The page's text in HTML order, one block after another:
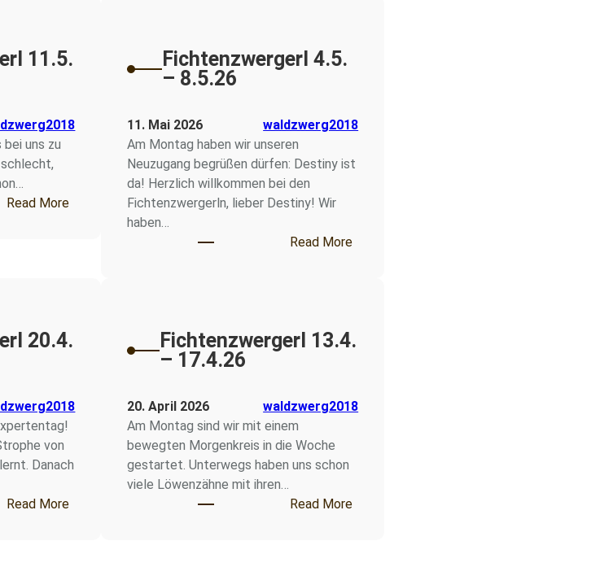
11.5.
uns zu
Read More: Fichtenzwergerl 11.5. – 15.5.26
Fichtenzwergerl 4.5.
– 8.5.26
11. Mai 2026
waldzwerg2018
Am Montag haben wir unseren
Neuzugang begrüßen dürfen: Destiny ist
da! Herzlich willkommen bei den
Fichtenzwergerln, lieber Destiny! Wir
haben…
Read More: Fichtenzwergerl 4.5. – 8.5.26
20.4.
von
Danach
Read More: Fichtenzwergerl 20.4. – 24.4.26
Fichtenzwergerl 13.4.
– 17.4.26
20. April 2026
waldzwerg2018
Am Montag sind wir mit einem
bewegten Morgenkreis in die Woche
gestartet. Unterwegs haben uns schon
viele Löwenzähne mit ihren…
Read More: Fichtenzwergerl 13.4. – 17.4.26